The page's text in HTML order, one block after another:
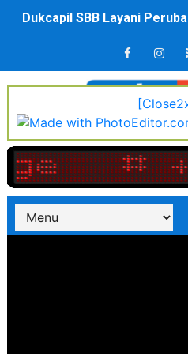
Dukcapil SBB Layani
Kompol Pieter Fredy
Anggota DPRD SBB Beri
Air Sungai Bekasi
Polres Metro Bekasi Buru
Kepala SD Negeri Tanah
Dugaan Korupsi Dermaga